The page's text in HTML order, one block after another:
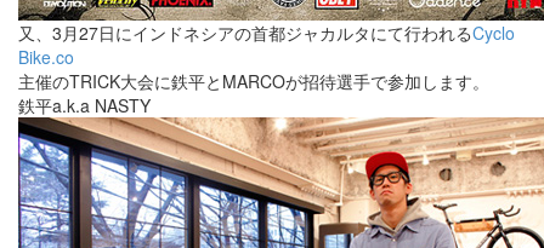
又、3月27日にインドネシアの首都ジャカルタにて行われるCyclo
Bike.co
主催のTRICK大会に鉄平とMARCOが招待選手で参加します。
鉄平a.k.a NASTY